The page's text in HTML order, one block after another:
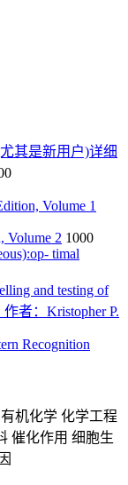
其是新用户)详细
Volume 1
Volume 2 1000
timal
and testing of
作者：Kristopher P.
Recognition
有机化学 化学工程
催化作用 细胞生